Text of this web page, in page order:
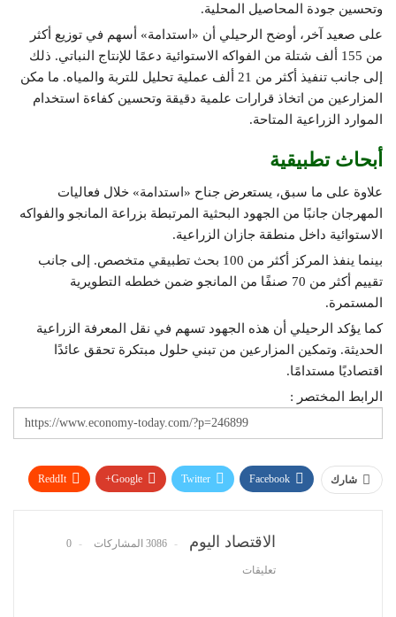
وتحسين جودة المحاصيل المحلية.
على صعيد آخر، أوضح الرحيلي أن «استدامة» أسهم في توزيع أكثر
من 155 ألف شتلة من الفواكه الاستوائية دعمًا للإنتاج النباتي. ذلك
إلى جانب تنفيذ أكثر من 21 ألف عملية تحليل للتربة والمياه. ما مكن
المزارعين من اتخاذ قرارات علمية دقيقة وتحسين كفاءة استخدام
الموارد الزراعية المتاحة.
أبحاث تطبيقية
علاوة على ما سبق، يستعرض جناح «استدامة» خلال فعاليات
المهرجان جانبًا من الجهود البحثية المرتبطة بزراعة المانجو والفواكه
الاستوائية داخل منطقة جازان الزراعية.
بينما ينفذ المركز أكثر من 100 بحث تطبيقي متخصص. إلى جانب
تقييم أكثر من 70 صنفًا من المانجو ضمن خططه التطويرية
المستمرة.
كما يؤكد الرحيلي أن هذه الجهود تسهم في نقل المعرفة الزراعية
الحديثة. وتمكين المزارعين من تبني حلول مبتكرة تحقق عائدًا
اقتصاديًا مستدامًا.
الرابط المختصر :
شارك Facebook
Twitter
Google+
ReddIt
الاقتصاد اليوم 3086 المشاركات 0
تعليقات